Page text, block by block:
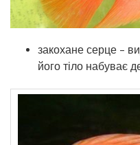
закохане серце –
його тіло набуває